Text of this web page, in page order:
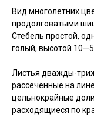
Вид многолетних
продолговатыми
Стебель простой,
голый, высотой
Листья дважды-
рассечённые на
цельнокрайные
расходящиеся по